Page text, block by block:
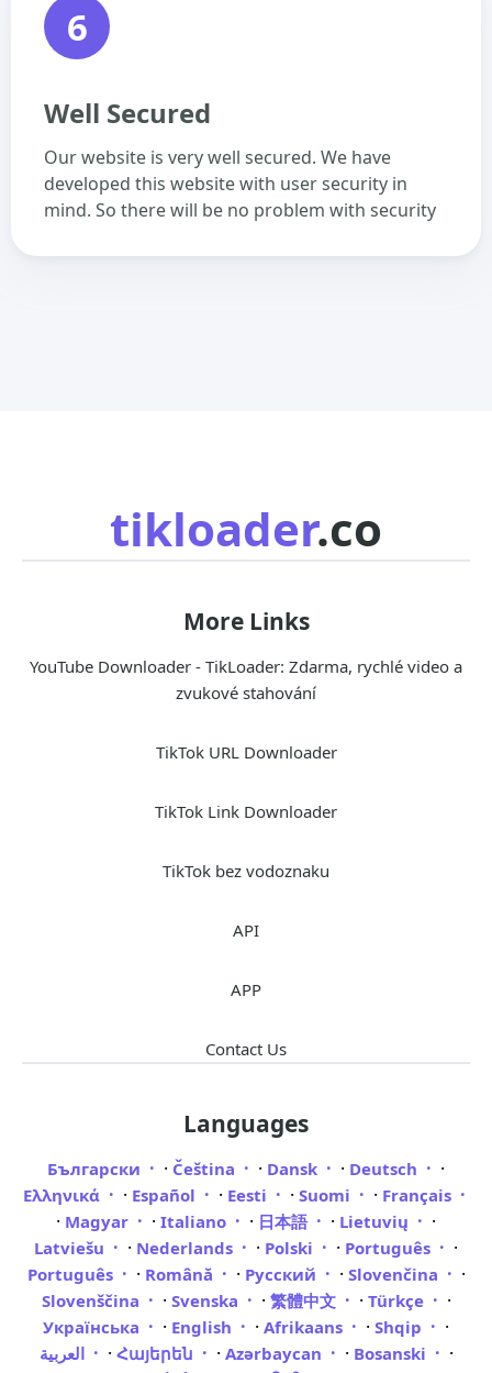
6
Well Secured
Our website is very well secured. We have
developed this website with user security in
mind. So there will be no problem with security
tikloader.co
More Links
YouTube Downloader - TikLoader: Zdarma, rychlé video a
zvukové stahování
TikTok URL Downloader
TikTok Link Downloader
TikTok bez vodoznaku
API
APP
Contact Us
Languages
Български · Čeština · Dansk · Deutsch ·
Ελληνικά · Español · Eesti · Suomi · Français
· Magyar · Italiano · 日本語 · Lietuvių ·
Latviešu · Nederlands · Polski · Português ·
Português · Română · Русский · Slovenčina ·
Slovenščina · Svenska · 繁體中文 · Türkçe ·
Українська · English · Afrikaans · Shqip ·
العربية · Հայերեն · Azərbaycan · Bosanski ·